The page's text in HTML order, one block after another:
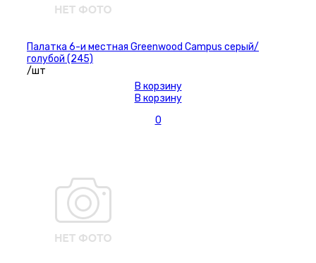
Палатка 6-и местная Greenwood Campus серый/
голубой (245)
/шт
В корзину
В корзину
0